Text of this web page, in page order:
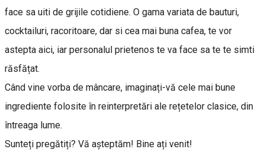
face sa uiti de grijile cotidiene. O gama variata de bauturi,
cocktailuri, racoritoare, dar si cea mai buna cafea, te vor
astepta aici, iar personalul prietenos te va face sa te te simti
răsfățat.
Când vine vorba de mâncare, imaginați-vă cele mai bune
ingrediente folosite în reinterpretări ale rețetelor clasice, din
întreaga lume.
Sunteți pregătiți? Vă așteptăm! Bine ați venit!